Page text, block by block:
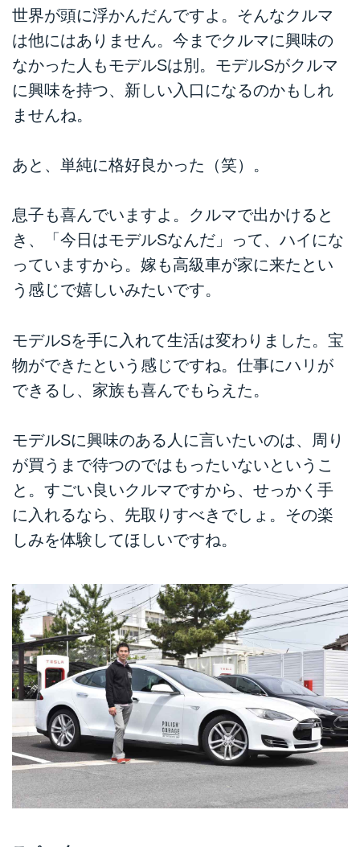
世界が頭に浮かんだんですよ。そんなクルマ
は他にはありません。今までクルマに興味の
なかった人もモデルSは別。モデルSがクルマ
に興味を持つ、新しい入口になるのかもしれ
ませんね。
あと、単純に格好良かった（笑）。
息子も喜んでいますよ。クルマで出かけると
き、「今日はモデルSなんだ」って、ハイにな
っていますから。嫁も高級車が家に来たとい
う感じで嬉しいみたいです。
モデルSを手に入れて生活は変わりました。宝
物ができたという感じですね。仕事にハリが
できるし、家族も喜んでもらえた。
モデルSに興味のある人に言いたいのは、周り
が買うまで待つのではもったいないというこ
と。すごい良いクルマですから、せっかく手
に入れるなら、先取りすべきでしょ。その楽
しみを体験してほしいですね。